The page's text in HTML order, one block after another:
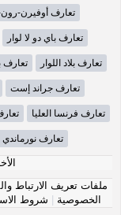
تعارف أوفيرن-
تعارف باي دو لا لوار
تعارف بلاد اللوار تعارف
تعارف جراند إست
تعارف فرنسا العليا
تعارف نورماندي
ملفات تعريف الارتباط
الخصوصية | شروط